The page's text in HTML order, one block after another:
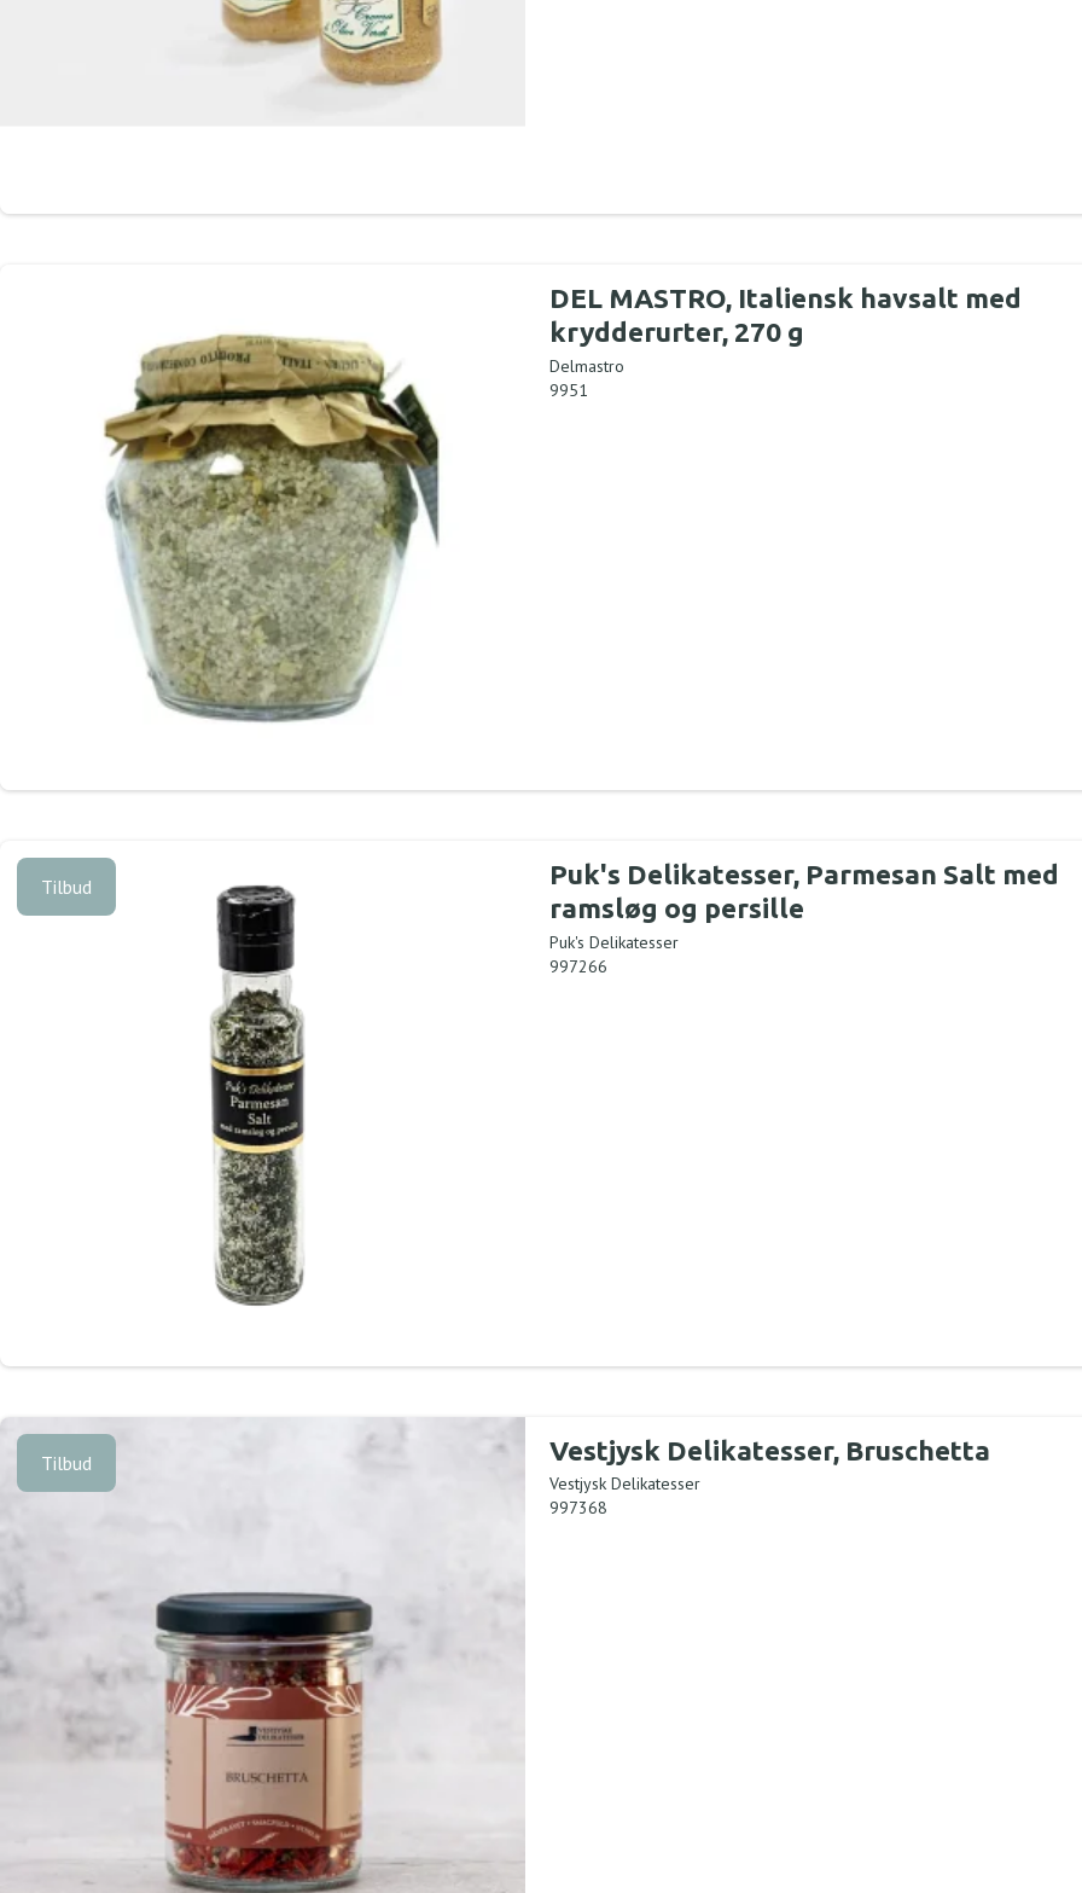
DEL MASTRO, Italiensk havsalt med
krydderurter, 270 g
Delmastro
9951
Tilbud
Puk's Delikatesser, Parmesan Salt med
ramsløg og persille
Puk's Delikatesser
997266
Tilbud Vestjysk Delikatesser, Bruschetta
Vestjysk Delikatesser
997368